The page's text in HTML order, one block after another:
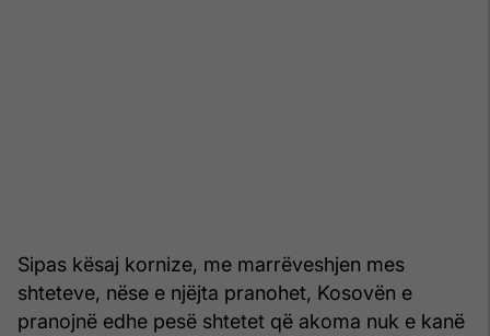
Sipas kësaj kornize, me marrëveshjen mes
shteteve, nëse e njëjta pranohet, Kosovën e
pranojnë edhe pesë shtetet që akoma nuk e kanë